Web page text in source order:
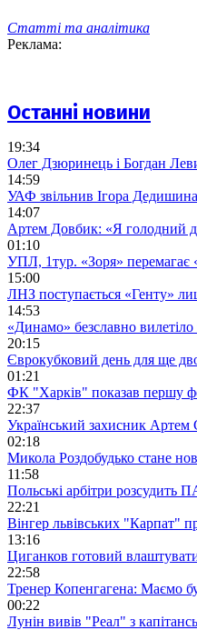
Статті та аналітика
Реклама:
Останні новини
19:34
Олег Дзюринець і Богдан
14:59
УАФ звільнив Ігора
14:07
Артем Довбик: «Я голодний
01:10
УПЛ, 1тур. «Зоря» перемагає
15:00
ЛНЗ поступається «Генту»
14:53
«Динамо» безславно
20:15
Єврокубковий день для ще
01:21
ФК "Харків" показав першу
22:37
Український захисник
02:18
Микола Роздобудько стане
11:58
Польські арбітри розсудить
22:21
Вінгер львівських "Карпат"
13:16
Циганков готовий
22:58
Тренер Копенгагена: Маємо
00:22
Лунін вивів "Реал" з